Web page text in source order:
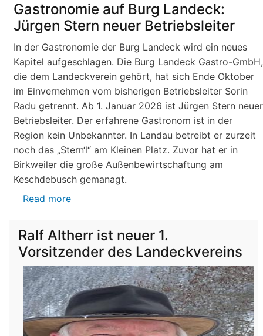
Mitgliederversammlung
vom
24.
März
2026
Gastronomie auf Burg Landeck:
Jürgen Stern neuer Betriebsleiter
In der Gastronomie der Burg Landeck wird ein neues
Kapitel aufgeschlagen. Die Burg Landeck Gastro-GmbH,
die dem Landeckverein gehört, hat sich Ende Oktober
im Einvernehmen vom bisherigen Betriebsleiter Sorin
Radu getrennt. Ab 1. Januar 2026 ist Jürgen Stern neuer
Betriebsleiter. Der erfahrene Gastronom ist in der
Region kein Unbekannter. In Landau betreibt er zurzeit
noch das „Stern‘l“ am Kleinen Platz. Zuvor hat er in
Birkweiler die große Außenbewirtschaftung am
Keschdebusch gemanagt.
Read more
Burg
Landeck:
Jürgen
Stern
neuer
Betriebsleiter
Ralf Altherr ist neuer 1.
Vorsitzender des Landeckvereins